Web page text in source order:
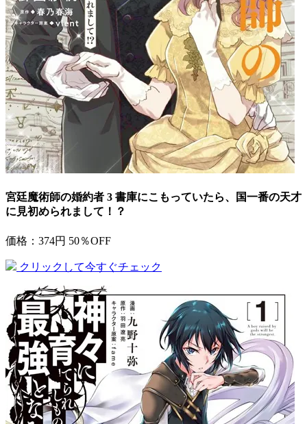
宮廷魔術師の婚約者 3 書庫にこもっていたら、国一番の天才
に見初められまして！？
価格：374円 50％OFF
クリックして今すぐチェック